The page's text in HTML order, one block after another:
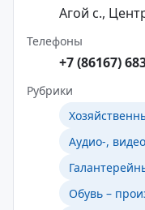
Агой с.,
Телефоны
+7 (86167)
Рубрики
Аудио-,
Обувь –